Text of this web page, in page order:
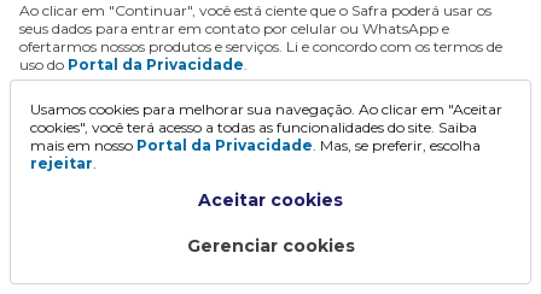
Ao clicar em "Continuar", você está ciente que o Safra poderá usar os
seus dados para entrar em contato por celular ou WhatsApp e
ofertarmos nossos produtos e serviços. Li e concordo com os termos de
uso do Portal da Privacidade.
Continuar
Usamos cookies para melhorar sua navegação. Ao clicar em "Aceitar
cookies", você terá acesso a todas as funcionalidades do site. Saiba
mais em nosso Portal da Privacidade. Mas, se preferir, escolha
rejeitar.
Aceitar cookies
Gerenciar cookies